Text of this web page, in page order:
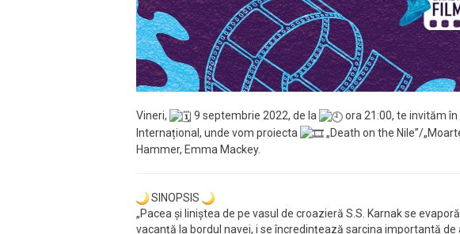
Vineri, 9 septembrie 2022, de la ora 21:00, te invităm în
Internațional, unde vom proiecta
„Death on the Nile”/
Hammer, Emma Mackey.
SINOPSIS
„Pacea și liniștea de pe vasul de croazieră S.S. Karnak se
vacanță la bordul navei, i se încredințează sarcina importantă